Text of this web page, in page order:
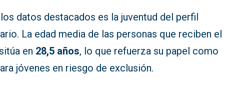
datos destacados es la juventud del perfil
La edad media de las personas que reciben el
en 28,5 años, lo que refuerza su papel como
jóvenes en riesgo de exclusión.